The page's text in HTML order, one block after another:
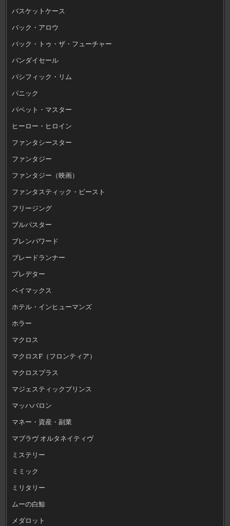
バスケットケース
バック・アロウ
バック・トゥ・ザ・フューチャー
バンダイセール
パシフィック・リム
パニック
パペット・マスター
ヒーロー・ヒロイン
ファンタシースター
ファンタジー
ファンタジー（映画）
ファンタスティック・ビースト
フリージング
ブルバスター
ブレンパワード
ブレードランナー
プレデター
ベイマックス
ホテル・インヒューマンズ
ホラー
マクロス
マクロスF（フロンティア）
マクロスプラス
マジェスティックプリンス
マッハバロン
マネー・資産・副業
マブラヴ オルタネイティヴ
ミステリー
ミミック
ミリタリー
ムーの白鯨
メダロット